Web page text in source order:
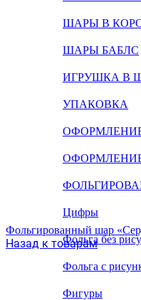
ШАРЫ В
ШАРЫ БАБЛС
ИГРУШКА В
УПАКОВКА
Цифры
Фольга без
Фольга с
Фигуры
Фольгированный шар
Назад к товарам